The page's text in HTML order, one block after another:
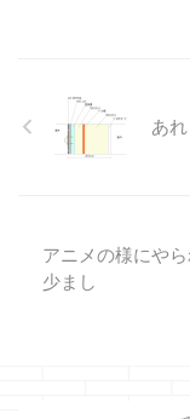
あ
アニメの様にや
少まし